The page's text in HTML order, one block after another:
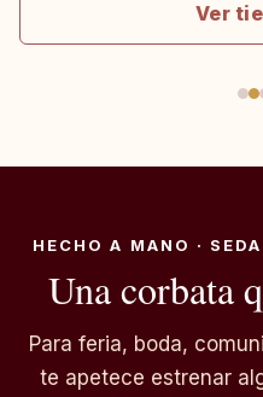
Ver
HECHO A MANO ·
Una corbata
Para feria, boda,
te apetece estrenar